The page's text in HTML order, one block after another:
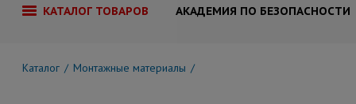
КАТАЛОГ ТОВАРОВ АКАДЕМИЯ ПО БЕЗОПАСНОСТИ
Каталог Монтажные материалы